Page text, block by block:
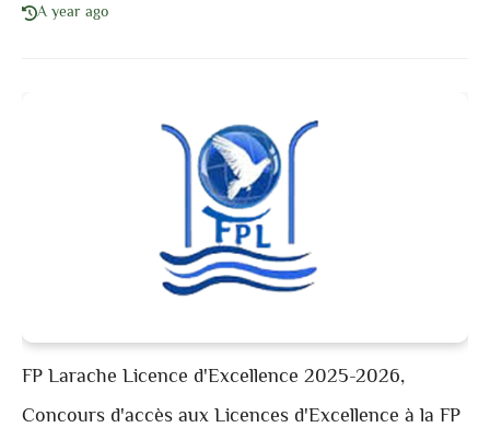
A year ago
FP Larache Licence d'Excellence 2025-2026,
Concours d'accès aux Licences d'Excellence à la FP